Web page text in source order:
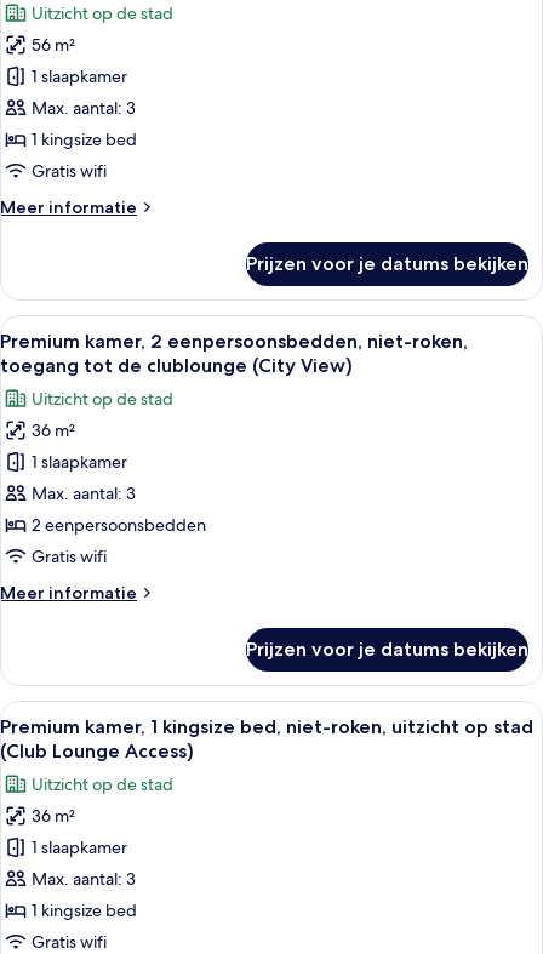
uitzicht
op
stad
voor
Suite,
slaapkamer,
niet-
roken,
op
Uitzicht op de stad
56 m²
1 slaapkamer
Max. aantal: 3
1 kingsize bed
Gratis wifi
Meer informatie
Meer
1
slaapkamer,
niet-
roken,
uitzicht
op
stad
Prijzen voor je datums bekijken
Alle
foto's
voor
Premium
kamer,
2
eenpersoonsbedden,
niet-
roken,
tot
(City
View)
laden
Een hotelkamer met twee bedden,
7
Premium kamer, 2 eenpersoonsbedden, niet-roken,
toegang tot de clublounge (City View)
Uitzicht op de stad
36 m²
1 slaapkamer
Max. aantal: 3
2 eenpersoonsbedden
Gratis wifi
Meer informatie
Meer
kamer,
eenpersoonsbedden,
niet-
roken,
toegang
tot
de
clublounge
(City
Prijzen voor je datums bekijken
Alle
foto's
voor
Premium
kamer,
kingsize
bed,
niet-
Hotelkamer met een groot bed, een
8
Premium kamer, 1 kingsize bed, niet-roken, uitzicht op stad
(Club Lounge Access)
Uitzicht op de stad
36 m²
1 slaapkamer
Max. aantal: 3
1 kingsize bed
Gratis wifi